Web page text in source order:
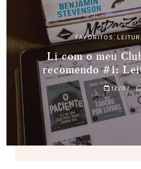
FAVORITOS,
Li com o meu
recomendo #1:
12/07